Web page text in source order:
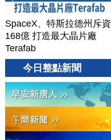
SpaceX、特斯拉德州斥資
168億 打造最大晶片廠
Terafab
今日整點新聞